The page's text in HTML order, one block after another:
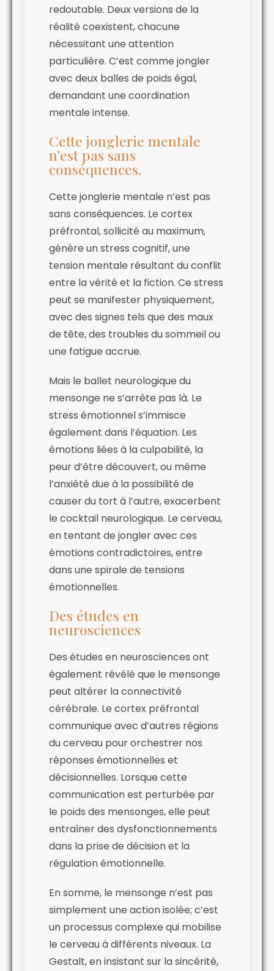
redoutable. Deux versions de la
réalité coexistent, chacune
nécessitant une attention
particulière. C’est comme jongler
avec deux balles de poids égal,
demandant une coordination
mentale intense.
Cette jonglerie mentale
n’est pas sans
conséquences.
Cette jonglerie mentale n’est pas
sans conséquences. Le cortex
préfrontal, sollicité au maximum,
génère un stress cognitif, une
tension mentale résultant du conflit
entre la vérité et la fiction. Ce stress
peut se manifester physiquement,
avec des signes tels que des maux
de tête, des troubles du sommeil ou
une fatigue accrue.
Mais le ballet neurologique du
mensonge ne s’arrête pas là. Le
stress émotionnel s’immisce
également dans l’équation. Les
émotions liées à la culpabilité, la
peur d’être découvert, ou même
l’anxiété due à la possibilité de
causer du tort à l’autre, exacerbent
le cocktail neurologique. Le cerveau,
en tentant de jongler avec ces
émotions contradictoires, entre
dans une spirale de tensions
émotionnelles.
Des études en
neurosciences
Des études en neurosciences ont
également révélé que le mensonge
peut altérer la connectivité
cérébrale. Le cortex préfrontal
communique avec d’autres régions
du cerveau pour orchestrer nos
réponses émotionnelles et
décisionnelles. Lorsque cette
communication est perturbée par
le poids des mensonges, elle peut
entraîner des dysfonctionnements
dans la prise de décision et la
régulation émotionnelle.
En somme, le mensonge n’est pas
simplement une action isolée; c’est
un processus complexe qui mobilise
le cerveau à différents niveaux. La
Gestalt, en insistant sur la sincérité,